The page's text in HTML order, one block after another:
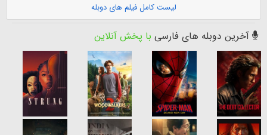
لیست کامل فیلم های دوبله
آخرین دوبله های فارسی با پخش آنلاین